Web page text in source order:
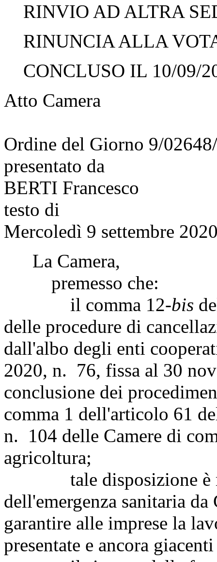
RINVIO AD ALTRA
RINUNCIA ALLA
CONCLUSO IL 10/09/
Atto Camera
Ordine del Giorno 9/
presentato da
BERTI Francesco
testo di
Mercoledì 9 settembre
La Camera,
premesso che:
il comma 12-bis
delle procedure di
dall'albo degli enti
2020, n. 76, fissa al 30
conclusione dei
comma 1 dell'articolo 61
n. 104 delle Camere di
agricoltura;
tale disposizione è
dell'emergenza sanitaria
garantire alle imprese la
presentate e ancora